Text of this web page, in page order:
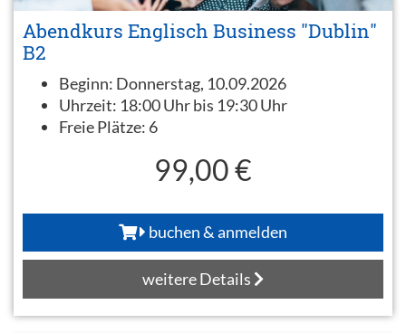
Abendkurs Englisch Business "Dublin"
B2
Beginn: Donnerstag, 10.09.2026
Uhrzeit: 18:00 Uhr bis 19:30 Uhr
Freie Plätze: 6
99,00 €
buchen & anmelden
weitere Details